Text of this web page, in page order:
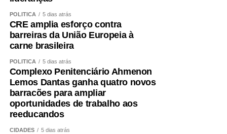
POLÍTICA 5 dias atrás
CRE amplia esforço contra
barreiras da União Europeia à
carne brasileira
POLÍTICA 5 dias atrás
Complexo Penitenciário Ahmenon
Lemos Dantas ganha quatro novos
barracões para ampliar
oportunidades de trabalho aos
reeducandos
CIDADES 5 dias atrás